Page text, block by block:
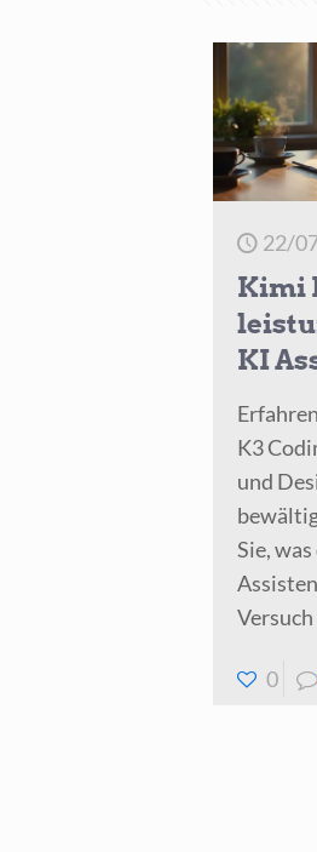
22/
Kimi
KI
K3
und
Sie,
0